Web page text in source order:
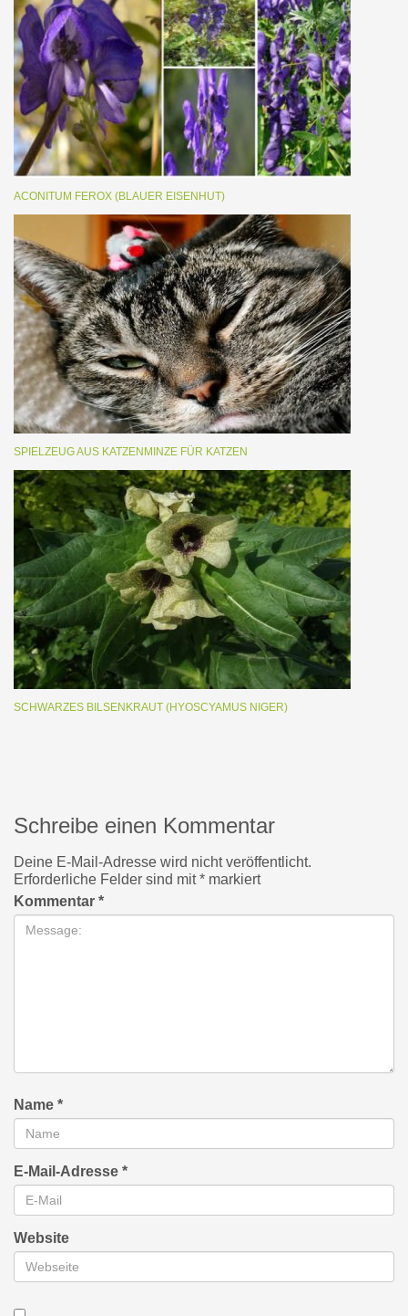
ACONITUM FEROX (BLAUER EISENHUT)
SPIELZEUG AUS KATZENMINZE FÜR KATZEN
SCHWARZES BILSENKRAUT (HYOSCYAMUS NIGER)
Schreibe einen Kommentar
Deine E-Mail-Adresse wird nicht veröffentlicht.
Erforderliche Felder sind mit* markiert
Kommentar *
Name *
E-Mail-Adresse *
Website